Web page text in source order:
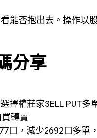
能否抱出去。操作以
分享
擇權莊家SELL PUT多
轉賣
口，減少2692口多單